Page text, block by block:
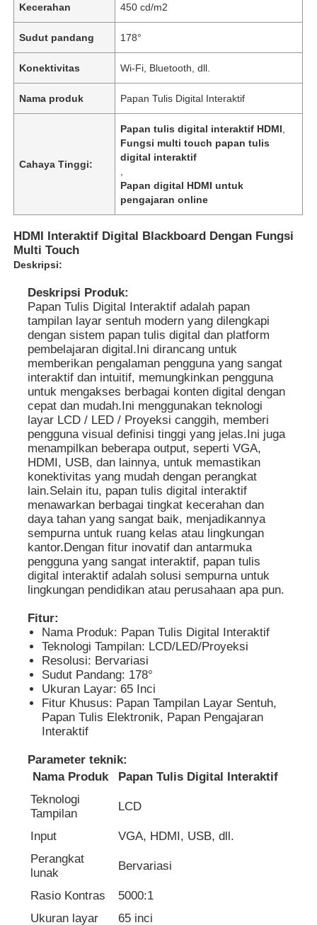
Rumah
Produk
Tentang kita
Wisata pabrik
Kontrol kualitas
Hubungi kami
Papan Tulis Digital Interaktif
Papan Tulis Interaktif Pendidikan
Kecerahan 450 cd/m2
Sudut pandang 178°
Konektivitas Wi-Fi, Bluetooth, dll.
Nama produk Papan Tulis Digital Interaktif
Cahaya Tinggi:
Papan tulis digital interaktif HDMI
Fungsi multi touch papan tulis
digital interaktif
Papan digital HDMI untuk
pengajaran online
HDMI Interaktif Digital Blackboard Dengan Fungsi
Multi Touch
Deskripsi:
Deskripsi Produk:
Papan Tulis Digital Interaktif adalah papan
tampilan layar sentuh modern yang dilengkapi
dengan sistem papan tulis digital dan platform
pembelajaran digital.Ini dirancang untuk
memberikan pengalaman pengguna yang sangat
interaktif dan intuitif, memungkinkan pengguna
untuk mengakses berbagai konten digital dengan
cepat dan mudah.Ini menggunakan teknologi
layar LCD / LED / Proyeksi canggih, memberi
pengguna visual definisi tinggi yang jelas.Ini juga
menampilkan beberapa output, seperti VGA,
HDMI, USB, dan lainnya, untuk memastikan
konektivitas yang mudah dengan perangkat
lain.Selain itu, papan tulis digital interaktif
menawarkan berbagai tingkat kecerahan dan
daya tahan yang sangat baik, menjadikannya
sempurna untuk ruang kelas atau lingkungan
kantor.Dengan fitur inovatif dan antarmuka
pengguna yang sangat interaktif, papan tulis
digital interaktif adalah solusi sempurna untuk
lingkungan pendidikan atau perusahaan apa pun.
Fitur:
Nama Produk: Papan Tulis Digital Interaktif
Teknologi Tampilan: LCD/LED/Proyeksi
Resolusi: Bervariasi
Sudut Pandang: 178°
Ukuran Layar: 65 Inci
Fitur Khusus: Papan Tampilan Layar Sentuh,
Papan Tulis Elektronik, Papan Pengajaran
Interaktif
Parameter teknik:
Nama Produk
Papan Tulis Digital Interaktif
Teknologi
Tampilan
LCD
Input
VGA, HDMI, USB, dll.
Perangkat
lunak
Bervariasi
Rasio Kontras
5000:1
Ukuran layar
65 inci